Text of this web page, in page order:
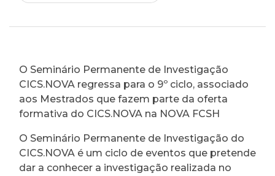
O Seminário Permanente de Investigação
CICS.NOVA regressa para o 9º ciclo, associado
aos Mestrados que fazem parte da oferta
formativa do CICS.NOVA na NOVA FCSH
O Seminário Permanente de Investigação do
CICS.NOVA é um ciclo de eventos que pretende
dar a conhecer a investigação realizada no